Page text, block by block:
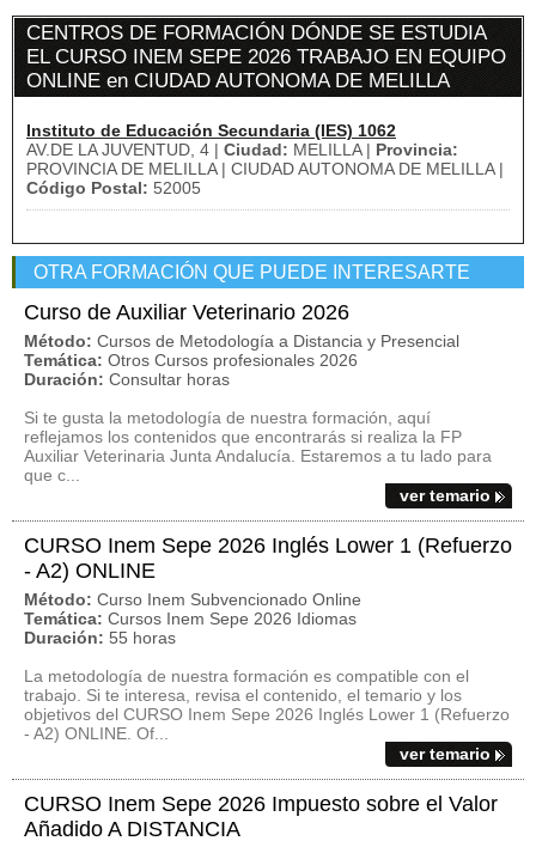
CENTROS DE FORMACIÓN DÓNDE SE ESTUDIA
EL CURSO INEM SEPE 2026 TRABAJO EN EQUIPO
ONLINE en CIUDAD AUTONOMA DE MELILLA
Instituto de Educación Secundaria (IES) 1062
AV.DE LA JUVENTUD, 4 | Ciudad: MELILLA | Provincia:
PROVINCIA DE MELILLA | CIUDAD AUTONOMA DE MELILLA |
Código Postal: 52005
OTRA FORMACIÓN QUE PUEDE INTERESARTE
Curso de Auxiliar Veterinario 2026
Método: Cursos de Metodología a Distancia y Presencial
Temática: Otros Cursos profesionales 2026
Duración: Consultar horas
Si te gusta la metodología de nuestra formación, aquí
reflejamos los contenidos que encontrarás si realiza la FP
Auxiliar Veterinaria Junta Andalucía. Estaremos a tu lado para
que c...
ver temario
CURSO Inem Sepe 2026 Inglés Lower 1 (Refuerzo
- A2) ONLINE
Método: Curso Inem Subvencionado Online
Temática: Cursos Inem Sepe 2026 Idiomas
Duración: 55 horas
La metodología de nuestra formación es compatible con el
trabajo. Si te interesa, revisa el contenido, el temario y los
objetivos del CURSO Inem Sepe 2026 Inglés Lower 1 (Refuerzo
- A2) ONLINE. Of...
ver temario
CURSO Inem Sepe 2026 Impuesto sobre el Valor
Añadido A DISTANCIA